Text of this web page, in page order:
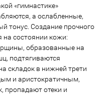
«гимнастике»
а ослабленные,
тонус. Создание прочного
на состоянии кожи:
образованные на
подтягиваются
складок в нижней трети
и аристократичным,
пропадают отеки и